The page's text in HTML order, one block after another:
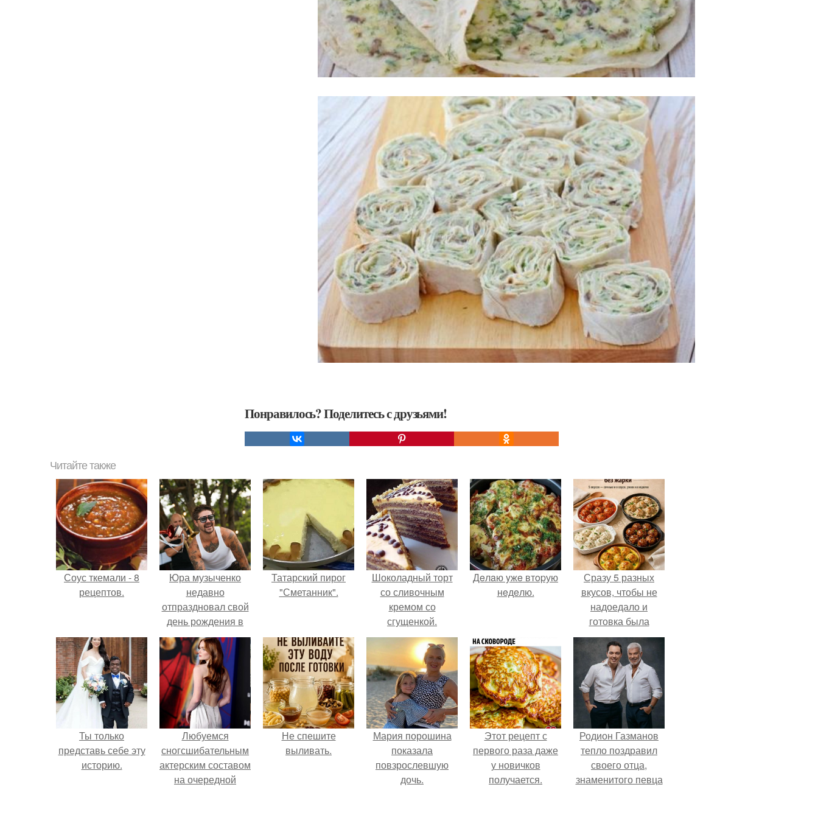
Понравилось? Поделитесь с друзьями!
Читайте также
Соус ткемали - 8
рецептов.
Юра музыченко
недавно
отпраздновал свой
день рождения в
кругу самых
близких и родных
людей.
Татарский пирог
"Сметанник".
Шоколадный торт
со сливочным
кремом со
сгущенкой.
Дeлaю yжe втopую
нeдeлю.
Сразу 5 разных
вкусов, чтобы не
надоедало и
готовка была
проще.
Ты только
представь себе эту
историю.
Любуемся
сногсшибательным
актерским составом
на очередной
Не спешите
выливать.
Мария порошина
показала
повзрослевшую
дочь.
Этот рецепт с
первого раза даже
у новичков
получается.
Родион Газманов
тепло поздравил
своего отца,
знаменитого певца